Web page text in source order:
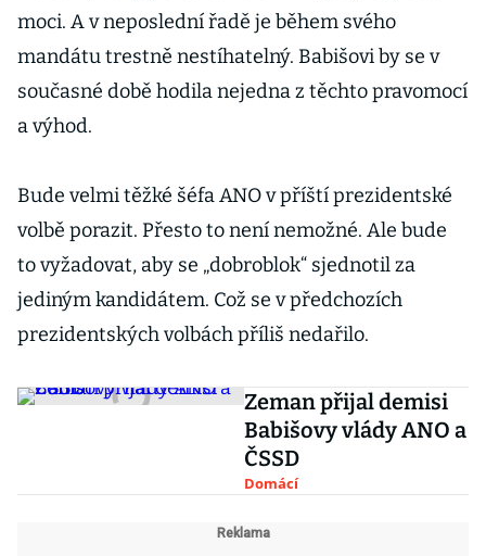
moci. A v neposlední řadě je během svého
mandátu trestně nestíhatelný. Babišovi by se v
současné době hodila nejedna z těchto pravomocí
a výhod.
Bude velmi těžké šéfa ANO v příští prezidentské
volbě porazit. Přesto to není nemožné. Ale bude
to vyžadovat, aby se „dobroblok“ sjednotil za
jediným kandidátem. Což se v předchozích
prezidentských volbách příliš nedařilo.
Zeman přijal demisi
Babišovy vlády ANO a
ČSSD
Domácí